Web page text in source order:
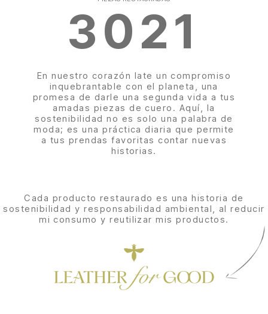
3616
En nuestro corazón late un compromiso
inquebrantable con el planeta, una
promesa de darle una segunda vida a tus
amadas piezas de cuero. Aquí, la
sostenibilidad no es solo una palabra de
moda; es una práctica diaria que permite
a tus prendas favoritas contar nuevas
historias.
Cada producto restaurado es una historia de
sostenibilidad y responsabilidad ambiental, al reducir
mi consumo y reutilizar mis productos.